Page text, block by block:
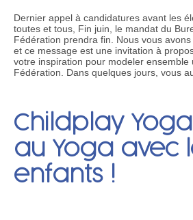
Dernier appel à candidatures avant les
toutes et tous, Fin juin, le mandat du
Fédération prendra fin. Nous vous
et ce message est une invitation à
votre inspiration pour modeler ensemble
Fédération. Dans quelques jours, vous
Childplay
au Yoga avec
enfants !